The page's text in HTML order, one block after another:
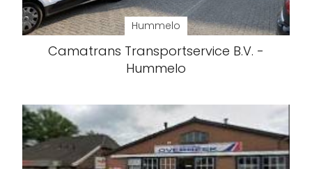
Hummelo
Camatrans Transportservice B.V. -
Hummelo